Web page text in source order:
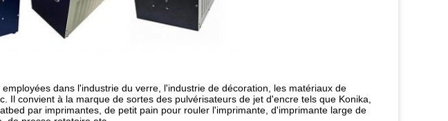
dans l'industrie du verre, l'industrie de décoration, les matériaux de
Il convient à la marque de sortes des pulvérisateurs de jet d'encre tels que Konika,
par imprimantes, de petit pain pour rouler l'imprimante, d'imprimante large de